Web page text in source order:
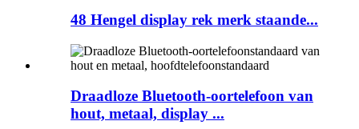
48 Hengel display rek merk staande...
Draadloze Bluetooth-oortelefoon van
hout, metaal, display ...